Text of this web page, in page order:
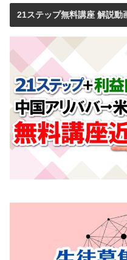
21ステップ無料講座 解説動